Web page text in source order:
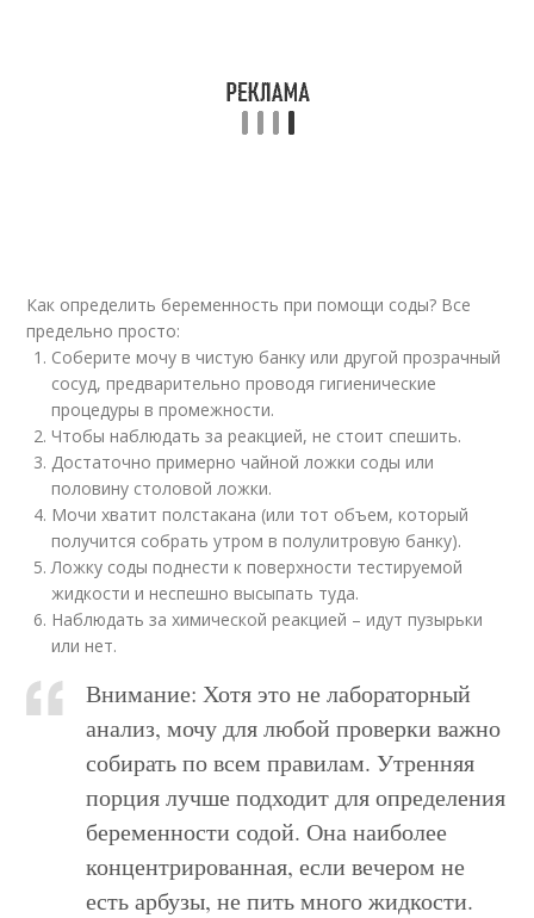
Как определить беременность при помощи соды? Все
предельно просто:
Соберите мочу в чистую банку или другой прозрачный
сосуд, предварительно проводя гигиенические
процедуры в промежности.
Чтобы наблюдать за реакцией, не стоит спешить.
Достаточно примерно чайной ложки соды или
половину столовой ложки.
Мочи хватит полстакана (или тот объем, который
получится собрать утром в полулитровую банку).
Ложку соды поднести к поверхности тестируемой
жидкости и неспешно высыпать туда.
Наблюдать за химической реакцией – идут пузырьки
или нет.
Внимание: Хотя это не лабораторный
анализ, мочу для любой проверки важно
собирать по всем правилам. Утренняя
порция лучше подходит для определения
беременности содой. Она наиболее
концентрированная, если вечером не
есть арбузы, не пить много жидкости.